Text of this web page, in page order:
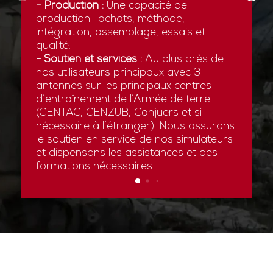
- Production :Une capacité de
production : achats, méthode,
intégration, assemblage, essais et
qualité.
- Soutien et services :Au plus près de
nos utilisateurs principaux avec 3
antennes sur les principaux centres
d’entraînement de l’Armée de terre
(CENTAC, CENZUB, Canjuers et si
nécessaire à l’étranger). Nous assurons
le soutien en service de nos simulateurs
et dispensons les assistances et des
formations nécessaires.